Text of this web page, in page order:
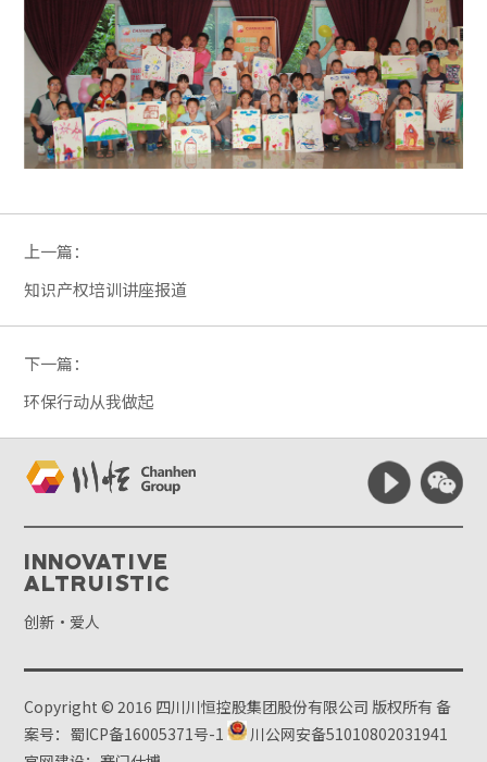
上一篇：
知识产权培训讲座报道
下一篇：
环保行动从我做起
Innovative
Altruistic
创新·爱人
Copyright © 2016 四川川恒控股集团股份有限公司 版权所有备
案号：蜀ICP备16005371号-1
川公网安备51010802031941